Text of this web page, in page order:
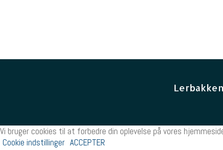
Vi bruger cookies til at forbedre din oplevelse på vores
Cookie indstillinger ACCEPTER